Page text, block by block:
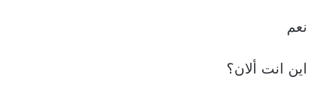
نعم
اين انت ألان؟